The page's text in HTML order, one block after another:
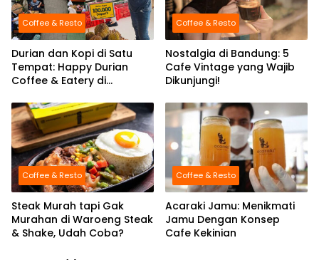
Coffee & Resto
Durian dan Kopi di Satu
Tempat: Happy Durian
Coffee & Eatery di
Coffee & Resto
Nostalgia di Bandung: 5
Cafe Vintage yang Wajib
Dikunjungi!
Coffee & Resto
Steak Murah tapi Gak
Murahan di Waroeng Steak
& Shake, Udah Coba?
Coffee & Resto
Acaraki Jamu: Menikmati
Jamu Dengan Konsep
Cafe Kekinian